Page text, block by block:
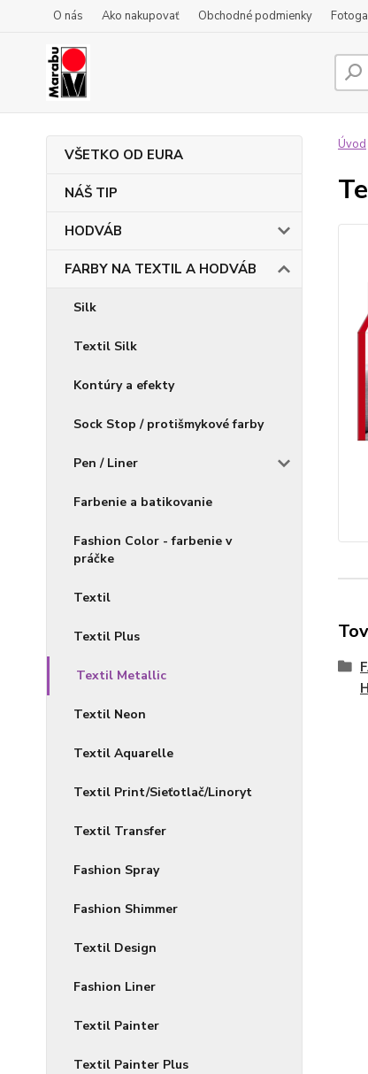
O nás Ako nakupovať Obchodné podmienky
VŠETKO OD EURA
NÁŠ TIP
HODVÁB
FARBY NA TEXTIL A HODVÁB
Silk
Textil Silk
Kontúry a efekty
Sock Stop / protišmykové farby
Pen / Liner
Farbenie a batikovanie
Fashion Color - farbenie v
práčke
Textil
Textil Plus
Textil Metallic
Textil Neon
Textil Aquarelle
Textil Print/Sieťotlač/Linoryt
Textil Transfer
Fashion Spray
Fashion Shimmer
Textil Design
Fashion Liner
Textil Painter
Textil Painter Plus
Úvod